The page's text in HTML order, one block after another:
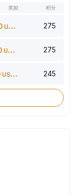
奖励 积分
USDT 275
USDT 275
USDT 245